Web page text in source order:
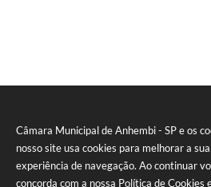
Câmara Municipal de Anhembi - SP e os
nosso site usa cookies para melhorar a sua
experiência de navegação. Ao continuar
concorda com a nossa Política de Cookies